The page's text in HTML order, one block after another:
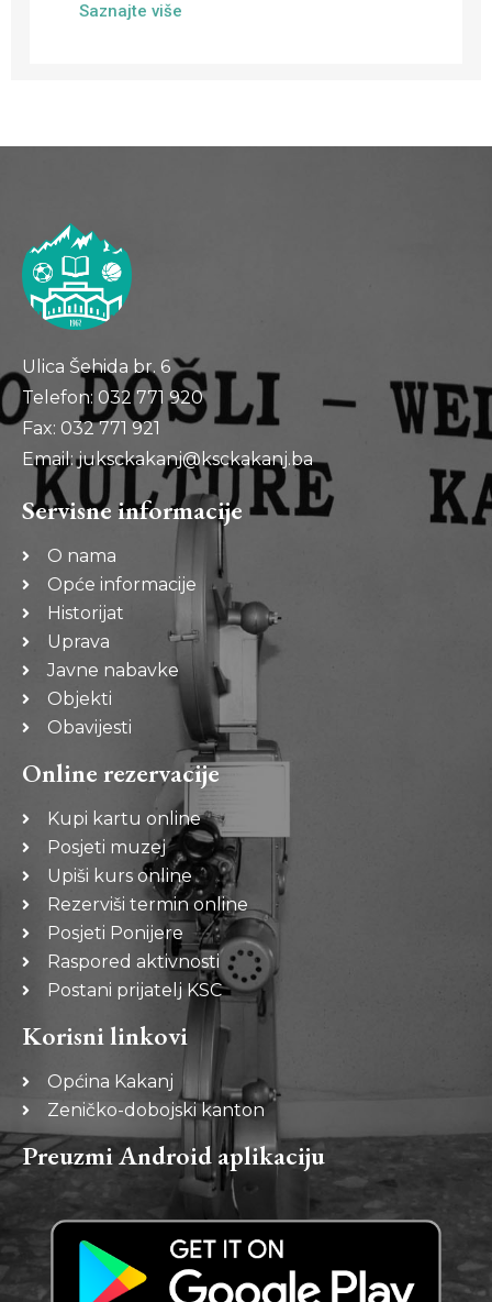
Saznajte više
Ulica Šehida br. 6
Telefon: 032 771 920
Fax: 032 771 921
Email: juksckakanj@ksckakanj.ba
Servisne informacije
O nama
Opće informacije
Historijat
Uprava
Javne nabavke
Objekti
Obavijesti
Online rezervacije
Kupi kartu online
Posjeti muzej
Upiši kurs online
Rezerviši termin online
Posjeti Ponijere
Raspored aktivnosti
Postani prijatelj KSC
Korisni linkovi
Općina Kakanj
Zeničko-dobojski kanton
Preuzmi Android aplikaciju